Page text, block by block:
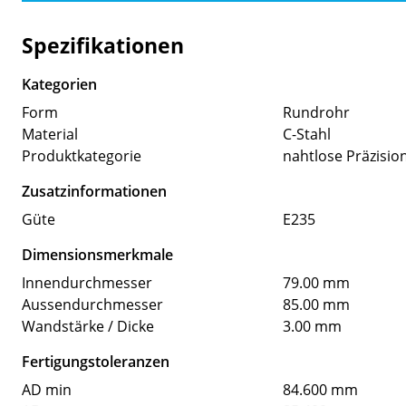
Spezifikationen
Kategorien
Form
Rundrohr
Material
C-Stahl
Produktkategorie
nahtlose
Zusatzinformationen
Güte
E235
Dimensionsmerkmale
Innendurchmesser
79.00 mm
Aussendurchmesser
85.00 mm
Wandstärke / Dicke
3.00 mm
Fertigungstoleranzen
AD min
84.600 mm